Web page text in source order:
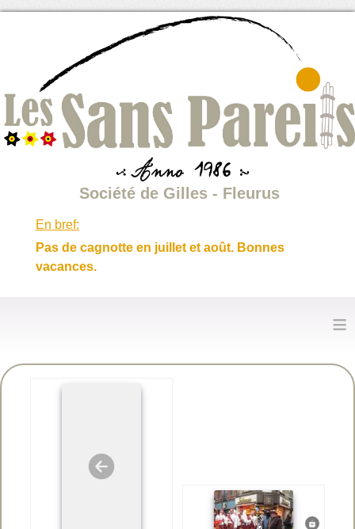
Société de Gilles - Fleurus
En bref:
Pas de cagnotte en juillet et août. Bonnes
vacances.
≡